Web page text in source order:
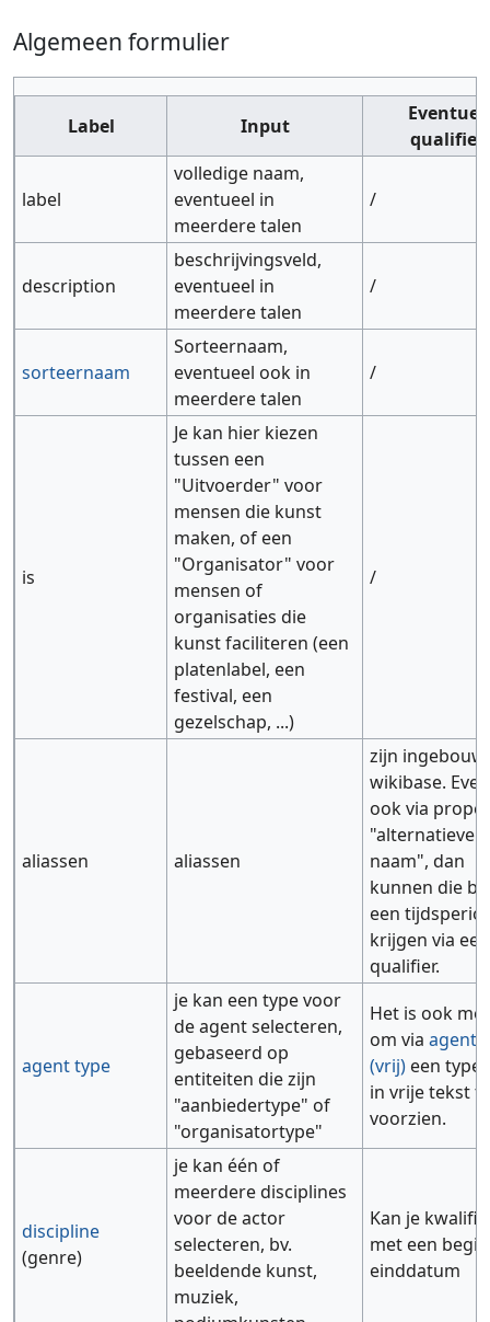
Algemeen formulier
Label Input
label
volledige naam,
eventueel in
meerdere talen
/
description
beschrijvingsveld,
eventueel in
meerdere talen
/
sorteernaam
Sorteernaam,
eventueel ook in
meerdere talen
/
is
Je kan hier kiezen
tussen een
"Uitvoerder" voor
mensen die kunst
maken, of een
"Organisator" voor
mensen of
organisaties die
kunst faciliteren (een
platenlabel, een
festival, een
gezelschap, ...)
/
aliassen aliassen
zijn
wikibase.
ook via
"alternatieve
naam", dan
kunnen die
een
krijgen via
qualifier.
agent type
je kan een type voor
de agent selecteren,
gebaseerd op
entiteiten die zijn
"aanbiedertype" of
"organisatortype"
Het is ook
om viaagent
(vrij) een
in vrije tekst
voorzien.
discipline
(genre)
je kan één of
meerdere disciplines
voor de actor
selecteren, bv.
beeldende kunst,
muziek,
Kan je
met een
einddatum